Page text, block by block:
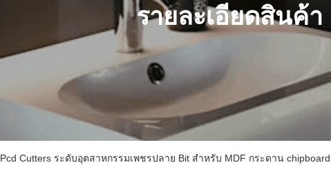
รายละเอียดสินค้า
Pcd Cutters ระดับอุตสาหกรรมเพชรปลาย Bit สําหรับ MDF กระดาน chipboard